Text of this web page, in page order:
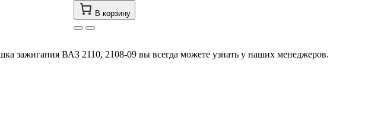
В корзину
зажигания ВАЗ 2110, 2108-09 вы всегда можете узнать у наших менеджеров.